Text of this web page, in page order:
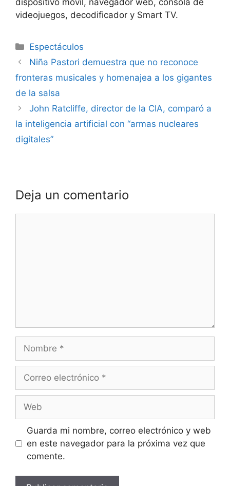
videojuegos, decodificador y Smart TV.
Espectáculos
Niña Pastori demuestra que no reconoce
fronteras musicales y homenajea a los gigantes
de la salsa
John Ratcliffe, director de la CIA, comparó a
la inteligencia artificial con “armas nucleares
digitales”
Deja un comentario
Guarda mi nombre, correo electrónico y web
en este navegador para la próxima vez que
comente.